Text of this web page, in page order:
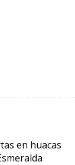
en huacas